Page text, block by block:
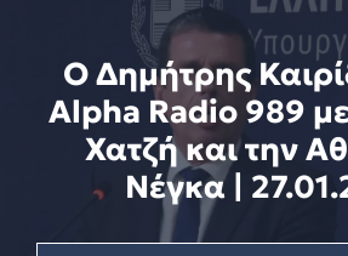
Ο Δημήτρης
Alpha Radio 989
Χατζή και την
Νέγκα |